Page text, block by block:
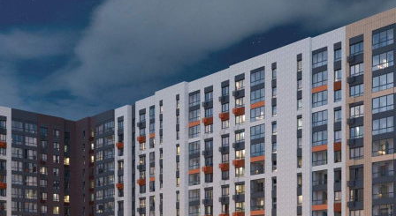
Получить контакты
Посмотреть на карте
Предлагается в продажу торговое помещение, расположенное
в ЖК «1-й Ленинградский»[#7533578#]
208 (+)
Навигация
Характеристики
О помещении
Где находится
Контакты
Другие объявления